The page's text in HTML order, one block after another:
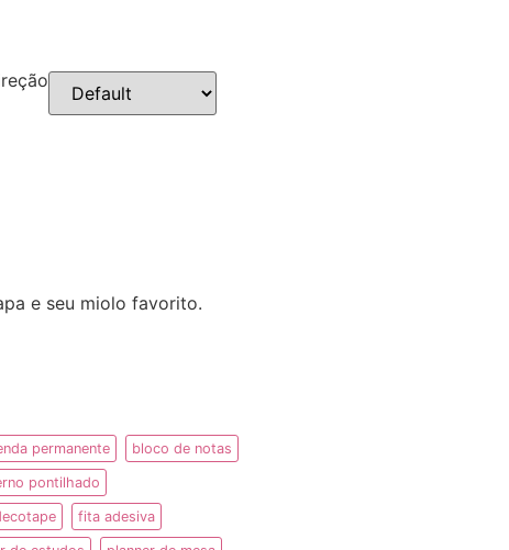
e seu miolo favorito.
permanente bloco de notas
pontilhado
fita adesiva